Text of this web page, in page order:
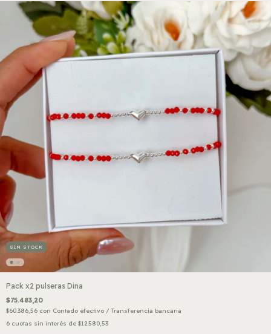
SIN STOCK
Pack x2 pulseras Dina
$75.483,20
$60.386,56 con Contado efectivo / Transferencia bancaria
6 cuotas sin interés de $12.580,53